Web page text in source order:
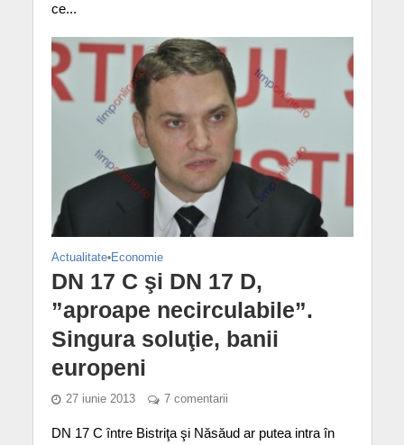
ce...
Actualitate•Economie
DN 17 C şi DN 17 D,
”aproape necirculabile”.
Singura soluţie, banii
europeni
27 iunie 2013 7 comentarii
DN 17 C între Bistriţa şi Năsăud ar putea intra în